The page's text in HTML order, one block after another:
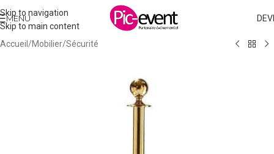
Skip to navigation
Skip to main content
MENU
Accueil /Mobilier/Sécurité